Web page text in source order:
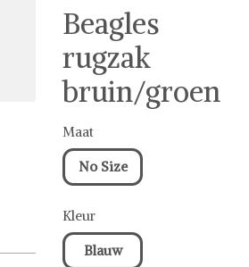
Beagles
rugzak
bruin/groen
Maat
No Size
Kleur
Blauw